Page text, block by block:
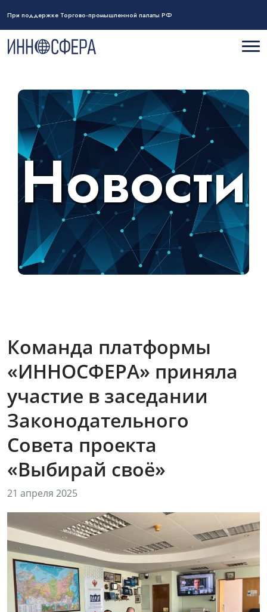
При поддержке Торгово-промышленной палаты РФ
Новости
Команда платформы
«ИННОСФЕРА» приняла
участие в заседании
Законодательного
Совета проекта
«Выбирай своё»
21 апреля 2025